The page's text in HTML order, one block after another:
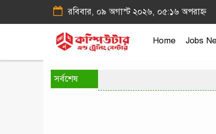
রবিবার, ০৯ অগাস্ট ২০২৬, ০৫:১৬ অপরাহ্ন
Home Jobs
সর্বশেষ